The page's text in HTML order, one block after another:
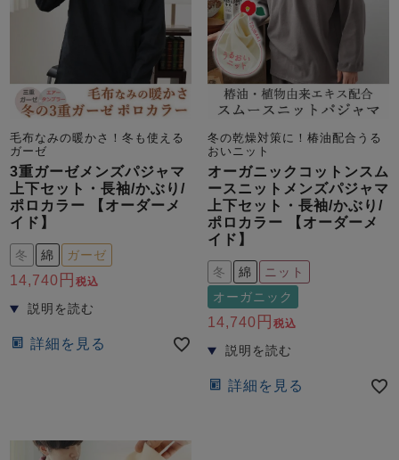
毛布なみの暖かさ！冬も使える
ガーゼ
3重ガーゼメンズパジャマ
上下セット・長袖/かぶり/
ポロカラー 【オーダーメ
イド】
冬 綿 ガーゼ
14,740 税込
詳細を見る
冬の乾燥対策に！椿油配合うる
おいニット
オーガニックコットンスム
ースニットメンズパジャマ
上下セット・長袖/かぶり/
ポロカラー 【オーダーメ
イド】
冬 綿
ニット
オーガニック
14,740 税込
詳細を見る